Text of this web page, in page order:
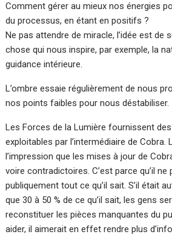
Comment gérer au mieux nos énergies
du processus, en étant en positifs ?
Ne pas attendre de miracle, l’idée est de
chose qui nous inspire, par exemple, la
guidance intérieure.
L’ombre essaie régulièrement de nous
nos points faibles pour nous déstabiliser.
Les Forces de la Lumière fournissent
exploitables par l’intermédiaire de
l’impression que les mises à jour de
voire contradictoires. C’est parce qu’il ne
publiquement tout ce qu’il sait. S’il était
que 30 à 50 % de ce qu’il sait, les gens
reconstituer les pièces manquantes du
aider, il aimerait en effet rendre plus